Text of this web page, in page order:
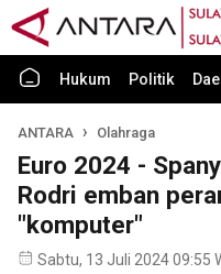
Hukum Politik
ANTARA Olahraga
Euro 2024 -
Rodri emban
"komputer"
Sabtu, 13 Juli 2024 09:55